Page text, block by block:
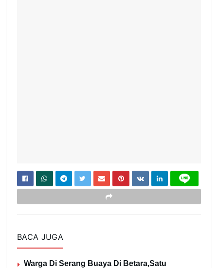
BACA JUGA
Warga Di Serang Buaya Di Betara,Satu